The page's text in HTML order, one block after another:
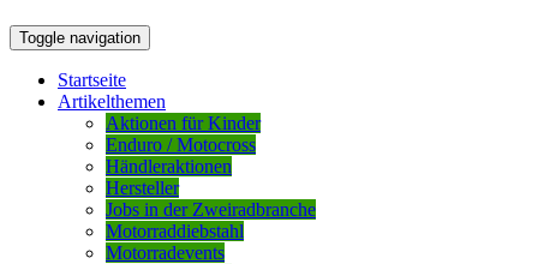
Toggle navigation
Startseite
Artikelthemen
Aktionen für Kinder
Enduro / Motocross
Händleraktionen
Hersteller
Jobs in der Zweiradbranche
Motorraddiebstahl
Motorradevents